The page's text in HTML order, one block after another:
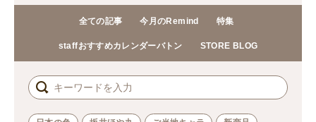
全ての記事 今月のRemind 特集
staffおすすめカレンダーバトン STORE BLOG